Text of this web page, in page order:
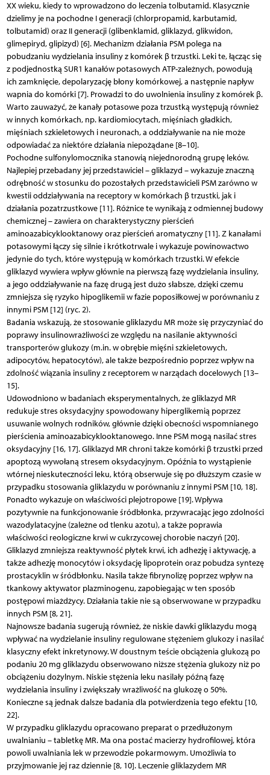
XX wieku, kiedy to wprowadzono do leczenia tolbutamid. Klasycznie
dzielimy je na pochodne I generacji (chlorpropamid, karbutamid,
tolbutamid) oraz II generacji (glibenklamid, gliklazyd, glikwidon,
glimepiryd, glipizyd) [6]. Mechanizm działania PSM polega na
pobudzaniu wydzielania insuliny z komórek β trzustki. Leki te, łącząc się
z podjednostką SUR1 kanałów potasowych ATP-zależnych, powodują
ich zamknięcie, depolaryzację błony komórkowej, a następnie napływ
wapnia do komórki [7]. Prowadzi to do uwolnienia insuliny z komórek β.
Warto zauważyć, że kanały potasowe poza trzustką występują również
w innych komórkach, np. kardiomiocytach, mięśniach gładkich,
mięśniach szkieletowych i neuronach, a oddziaływanie na nie może
odpowiadać za niektóre działania niepożądane [8–10].
Pochodne sulfonylomocznika stanowią niejednorodną grupę leków.
Najlepiej przebadany jej przedstawiciel – gliklazyd – wykazuje znaczną
odrębność w stosunku do pozostałych przedstawicieli PSM zarówno w
kwestii oddziaływania na receptory w komórkach β trzustki, jak i
działania pozatrzustkowe [11]. Różnice te wynikają z odmiennej budowy
chemicznej – zawiera on charakterystyczny pierścień
aminoazabicyklooktanowy oraz pierścień aromatyczny [11]. Z kanałami
potasowymi łączy się silnie i krótkotrwale i wykazuje powinowactwo
jedynie do tych, które występują w komórkach trzustki. W efekcie
gliklazyd wywiera wpływ głównie na pierwszą fazę wydzielania insuliny,
a jego oddziaływanie na fazę drugą jest dużo słabsze, dzięki czemu
zmniejsza się ryzyko hipoglikemii w fazie poposiłkowej w porównaniu z
innymi PSM [12] (ryc. 2).
Badania wskazują, że stosowanie gliklazydu MR może się przyczyniać do
poprawy insulinowrażliwości ze względu na nasilanie aktywności
transporterów glukozy (m.in. w obrębie mięśni szkieletowych,
adipocytów, hepatocytów), ale także bezpośrednio poprzez wpływ na
zdolność wiązania insuliny z receptorem w narządach docelowych [13–
15].
Udowodniono w badaniach eksperymentalnych, że gliklazyd MR
redukuje stres oksydacyjny spowodowany hiperglikemią poprzez
usuwanie wolnych rodników, głównie dzięki obecności wspomnianego
pierścienia aminoazabicyklooktanowego. Inne PSM mogą nasilać stres
oksydacyjny [16, 17]. Gliklazyd MR chroni także komórki β trzustki przed
apoptozą wywołaną stresem oksydacyjnym. Opóźnia to wystąpienie
wtórnej nieskuteczności leku, którą obserwuje się po dłuższym czasie w
przypadku stosowania gliklazydu w porównaniu z innymi PSM [10, 18].
Ponadto wykazuje on właściwości plejotropowe [19]. Wpływa
pozytywnie na funkcjonowanie śródbłonka, przywracając jego zdolności
wazodylatacyjne (zależne od tlenku azotu), a także poprawia
właściwości reologiczne krwi w cukrzycowej chorobie naczyń [20].
Gliklazyd zmniejsza reaktywność płytek krwi, ich adhezję i aktywację, a
także adhezję monocytów i oksydację lipoprotein oraz pobudza syntezę
prostacyklin w śródbłonku. Nasila także fibrynolizę poprzez wpływ na
tkankowy aktywator plazminogenu, zapobiegając w ten sposób
postępowi miażdżycy. Działania takie nie są obserwowane w przypadku
innych PSM [8, 21].
Najnowsze badania sugerują również, że niskie dawki gliklazydu mogą
wpływać na wydzielanie insuliny regulowane stężeniem glukozy i nasilać
klasyczny efekt inkretynowy. W doustnym teście obciążenia glukozą po
podaniu 20 mg gliklazydu obserwowano niższe stężenia glukozy niż po
obciążeniu dożylnym. Niskie stężenia leku nasilały późną fazę
wydzielania insuliny i zwiększały wrażliwość na glukozę o 50%.
Konieczne są jednak dalsze badania dla potwierdzenia tego efektu [10,
22].
W przypadku gliklazydu opracowano preparat o przedłużonym
uwalnianiu – tabletkę MR. Ma ona postać macierzy hydrofilowej, która
powoli uwalniania lek w przewodzie pokarmowym. Umożliwia to
przyjmowanie jej raz dziennie [8, 10]. Leczenie gliklazydem MR